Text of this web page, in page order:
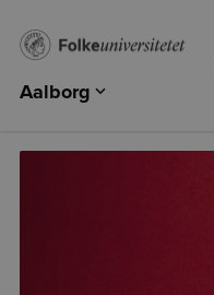
Aalborg
Nordjylland